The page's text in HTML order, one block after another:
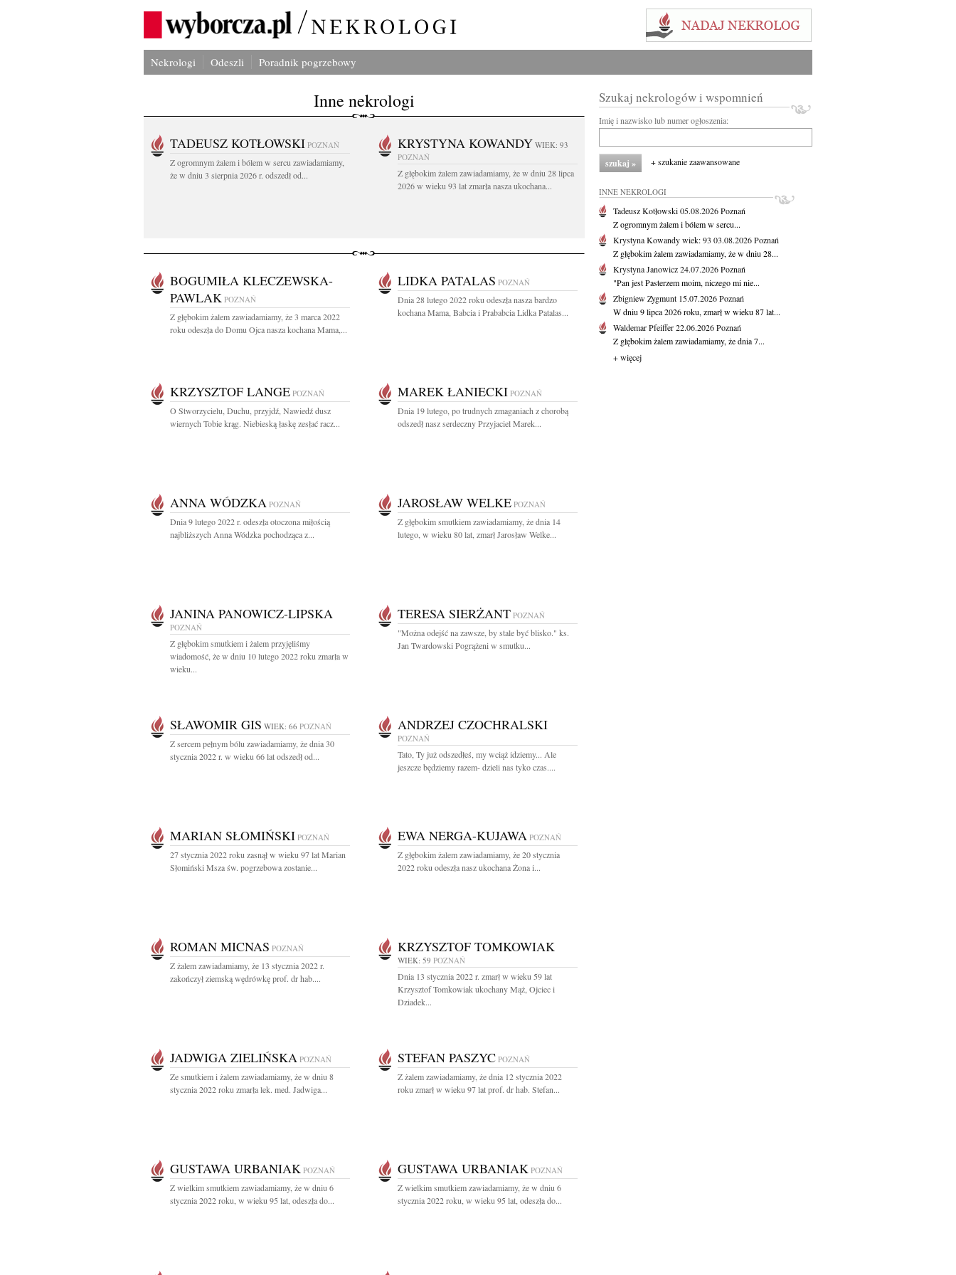
Nekrologi Odeszli Poradnik pogrzebowy
Inne nekrologi
TADEUSZ KOTŁOWSKI POZNAŃ
Z ogromnym żalem i bólem w sercu zawiadamiamy,
że w dniu 3 sierpnia 2026 r. odszedł od...
KRYSTYNA KOWANDY WIEK: 93
POZNAŃ
Z głębokim żalem zawiadamiamy, że w dniu 28 lipca
2026 w wieku 93 lat zmarła nasza ukochana...
BOGUMIŁA KLECZEWSKA-
PAWLAK POZNAŃ
Z głębokim żalem zawiadamiamy, że 3 marca 2022
roku odeszła do Domu Ojca nasza kochana Mama,...
LIDKA PATALAS POZNAŃ
Dnia 28 lutego 2022 roku odeszła nasza bardzo
kochana Mama, Babcia i Prababcia Lidka Patalas...
KRZYSZTOF LANGE POZNAŃ
O Stworzycielu, Duchu, przyjdź, Nawiedź dusz
wiernych Tobie krąg. Niebieską łaskę zesłać racz...
MAREK ŁANIECKI POZNAŃ
Dnia 19 lutego, po trudnych zmaganiach z chorobą
odszedł nasz serdeczny Przyjaciel Marek...
ANNA WÓDZKA POZNAŃ
Dnia 9 lutego 2022 r. odeszła otoczona miłością
najbliższych Anna Wódzka pochodząca z...
JAROSŁAW WELKE POZNAŃ
Z głębokim smutkiem zawiadamiamy, że dnia 14
lutego, w wieku 80 lat, zmarł Jarosław Welke...
JANINA PANOWICZ-LIPSKA
POZNAŃ
Z głębokim smutkiem i żalem przyjęliśmy
wiadomość, że w dniu 10 lutego 2022 roku zmarła w
wieku...
TERESA SIERŻANT POZNAŃ
"Można odejść na zawsze, by stale być blisko." ks.
Jan Twardowski Pogrążeni w smutku...
SŁAWOMIR GIS WIEK: 66 POZNAŃ
Z sercem pełnym bólu zawiadamiamy, że dnia 30
stycznia 2022 r. w wieku 66 lat odszedł od...
ANDRZEJ CZOCHRALSKI
POZNAŃ
Tato, Ty już odszedłeś, my wciąż idziemy... Ale
jeszcze będziemy razem- dzieli nas tyko czas....
MARIAN SŁOMIŃSKI POZNAŃ
27 stycznia 2022 roku zasnął w wieku 97 lat Marian
Słomiński Msza św. pogrzebowa zostanie...
EWA NERGA-KUJAWA POZNAŃ
Z głębokim żalem zawiadamiamy, że 20 stycznia
2022 roku odeszła nasz ukochana Żona i...
ROMAN MICNAS POZNAŃ
Z żalem zawiadamiamy, że 13 stycznia 2022 r.
zakończył ziemską wędrówkę prof. dr hab....
KRZYSZTOF TOMKOWIAK
WIEK: 59 POZNAŃ
Dnia 13 stycznia 2022 r. zmarł w wieku 59 lat
Krzysztof Tomkowiak ukochany Mąż, Ojciec i
Dziadek...
JADWIGA ZIELIŃSKA POZNAŃ
Ze smutkiem i żalem zawiadamiamy, że w dniu 8
stycznia 2022 roku zmarła lek. med. Jadwiga...
STEFAN PASZYC POZNAŃ
Z żalem zawiadamiamy, że dnia 12 stycznia 2022
roku zmarł w wieku 97 lat prof. dr hab. Stefan...
GUSTAWA URBANIAK POZNAŃ
Z wielkim smutkiem zawiadamiamy, że w dniu 6
stycznia 2022 roku, w wieku 95 lat, odeszła do...
GUSTAWA URBANIAK POZNAŃ
Z wielkim smutkiem zawiadamiamy, że w dniu 6
stycznia 2022 roku, w wieku 95 lat, odeszła do...
Szukaj nekrologów i wspomnień
Imię i nazwisko lub numer ogłoszenia:
+ szukanie zaawansowane
INNE NEKROLOGI
Tadeusz Kotłowski05.08.2026Poznań
Z ogromnym żalem i bólem w sercu...
Krystyna Kowandywiek: 93 03.08.2026Poznań
Z głębokim żalem zawiadamiamy, że w dniu 28...
Krystyna Janowicz24.07.2026Poznań
"Pan jest Pasterzem moim, niczego mi nie...
Zbigniew Zygmunt 15.07.2026Poznań
W dniu 9 lipca 2026 roku, zmarł w wieku 87 lat...
Waldemar Pfeiffer22.06.2026Poznań
Z głębokim żalem zawiadamiamy, że dnia 7...
+ więcej